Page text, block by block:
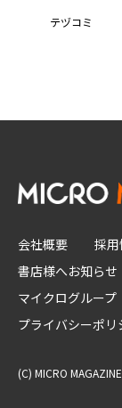
テヅコミ
会社概要 採
書店様へお知らせ
マイクログループ
プライバシーポリ
(C) MICRO